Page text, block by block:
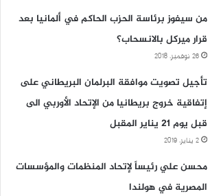
من سيفوز برئاسة الحزب الحاكم في ألمانيا بعد
قرار ميركل بالانسحاب؟
26 نوفمبر، 2018
تأجيل تصويت موافقة البرلمان البريطاني على
إتفاقية خروج بريطانيا من الإتحاد الأوربي الى
قبل يوم 21 يناير المقبل
2 يناير، 2019
محسن علي رئيساً لإتحاد المنظمات والمؤسسات
المصرية في هولندا